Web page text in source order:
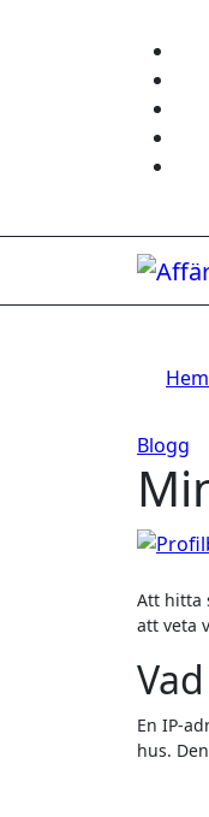
Hem
Blogg
Att hitta sin IP-adress snabbt och enkelt är viktigare än någonsin. Din IP-adress kan avslöja mycket om dig, så det är smart
att veta
En IP-
hus.